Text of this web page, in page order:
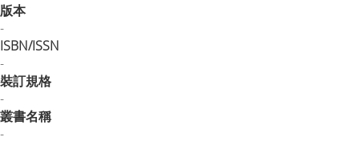
版本
-
ISBN/ISSN
-
裝訂規格
-
叢書名稱
-